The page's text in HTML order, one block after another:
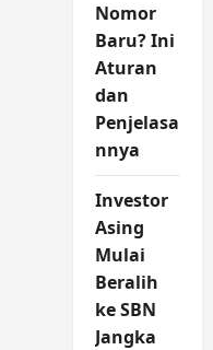
Nomor
Baru? Ini
Aturan
dan
Penjelasa
nnya
Investor
Asing
Mulai
Beralih
ke SBN
Jangka